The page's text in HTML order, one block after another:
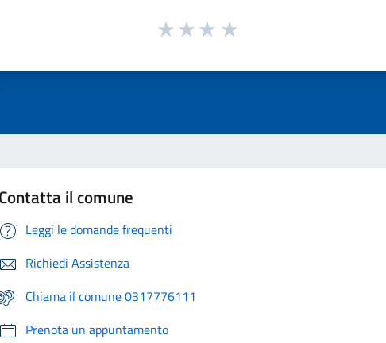
Contatta il comune
Leggi le domande frequenti
Richiedi Assistenza
Chiama il comune 0317776111
Prenota un appuntamento